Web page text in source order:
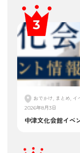
おでかけ, まとめ, イ
2026年8月3日
中津文化会館イベ